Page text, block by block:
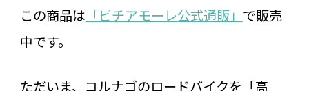
この商品は 「ビチアモーレ公式通販」 で販売
中です。
ただいま、コルナゴのロードバイクを「高